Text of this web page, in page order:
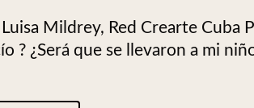
Mildrey, Red Crearte Cuba
? ¿Será que se llevaron a mi